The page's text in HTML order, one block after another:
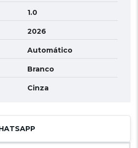
1.0
2026
Automático
Branco
Cinza